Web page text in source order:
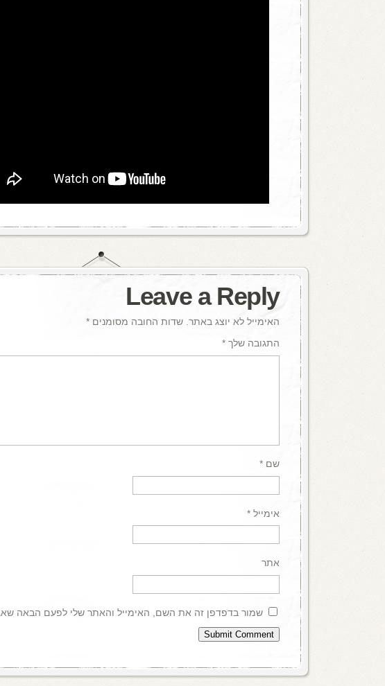
Leave a Reply
האימייל לא יוצג באתר. שדות החובה מסומנים *
התגובה שלך *
שם *
אימייל *
אתר
שמור בדפדפן זה את השם, האימייל והאתר שלי לפעם הבאה